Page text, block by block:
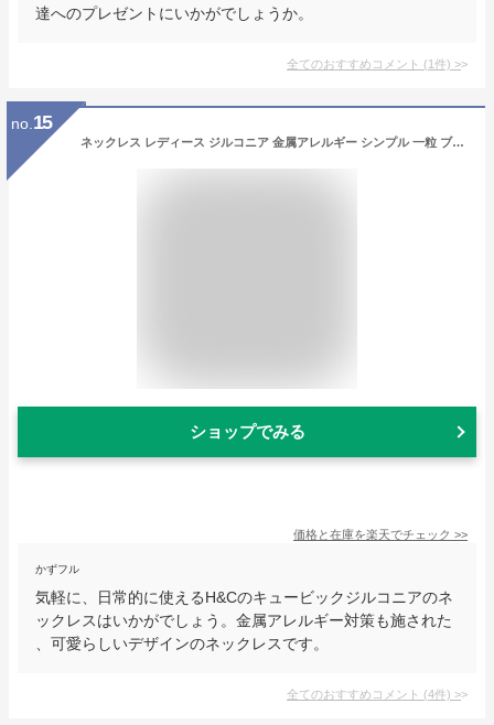
達へのプレゼントにいかがでしょうか。
全てのおすすめコメント (1件) >
no. 15
ネックレス レディース ジルコニア 金属アレルギー シンプル 一粒 ブランド 大人 H&C ゴールド 18K シルバー ペンダント キュービックジルコニア CZ クロス ハート ライン ドロップ 1カラット ジュエリー アクセサリー クリスマス プレゼント 女性 誕生日 かわいい ギフト
ショップでみる
価格と在庫を楽天でチェック >>
かずフル
気軽に、日常的に使えるH&Cのキュービックジルコニアのネ
ックレスはいかがでしょう。金属アレルギー対策も施された
、可愛らしいデザインのネックレスです。
全てのおすすめコメント (4件) >